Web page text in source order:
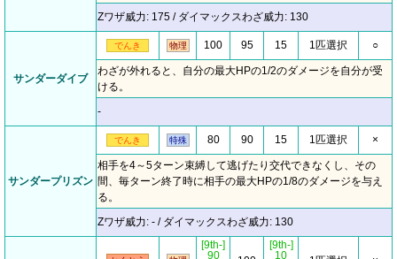
Zワザ威力: 175 / ダイマックスわざ威力: 130
サンダーダイブ
でんき 物理 100 95 15 1匹選択 ○
わざが外れると、自分の最大HPの1/2のダメージを自分が受
ける。
-
サンダープリズン
でんき 特殊 80 90 15 1匹選択 ×
相手を4～5ターン束縛して逃げたり交代できなくし、その
間、毎ターン終了時に相手の最大HPの1/8のダメージを与え
る。
Zワザ威力: - / ダイマックスわざ威力: 130
[9th-]
90
[9th-]
10